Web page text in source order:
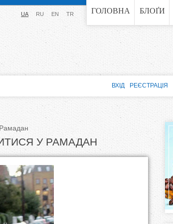
Jump to navigation ГОЛОВНА БЛОҐИ
UA RU EN TR
У РАМАДАН
ВХІД РЕЄСТРАЦІЯ